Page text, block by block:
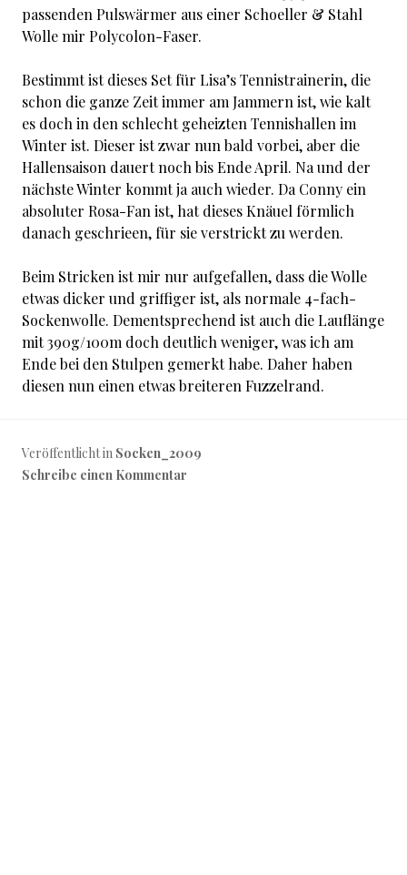
passenden Pulswärmer aus einer Schoeller & Stahl
Wolle mir Polycolon-Faser.
Bestimmt ist dieses Set für Lisa’s Tennistrainerin, die
schon die ganze Zeit immer am Jammern ist, wie kalt
es doch in den schlecht geheizten Tennishallen im
Winter ist. Dieser ist zwar nun bald vorbei, aber die
Hallensaison dauert noch bis Ende April. Na und der
nächste Winter kommt ja auch wieder. Da Conny ein
absoluter Rosa-Fan ist, hat dieses Knäuel förmlich
danach geschrieen, für sie verstrickt zu werden.
Beim Stricken ist mir nur aufgefallen, dass die Wolle
etwas dicker und griffiger ist, als normale 4-fach-
Sockenwolle. Dementsprechend ist auch die Lauflänge
mit 390g/100m doch deutlich weniger, was ich am
Ende bei den Stulpen gemerkt habe. Daher haben
diesen nun einen etwas breiteren Fuzzelrand.
Veröffentlicht in Socken_2009
Schreibe einen Kommentar